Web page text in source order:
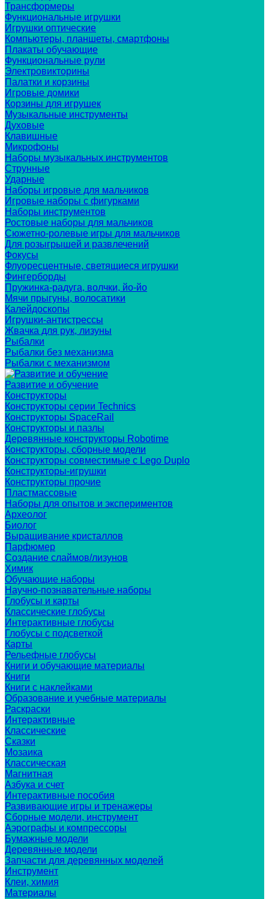
Трансформеры
Функциональные игрушки
Игрушки оптические
Компьютеры, планшеты, смартфоны
Плакаты обучающие
Функциональные рули
Электровикторины
Палатки и корзины
Игровые домики
Корзины для игрушек
Музыкальные инструменты
Духовые
Клавишные
Микрофоны
Наборы музыкальных инструментов
Струнные
Ударные
Наборы игровые для мальчиков
Игровые наборы с фигурками
Наборы инструментов
Ростовые наборы для мальчиков
Сюжетно-ролевые игры для мальчиков
Для розыгрышей и развлечений
Фокусы
Флуоресцентные, светящиеся игрушки
Фингерборды
Пружинка-радуга, волчки, йо-йо
Мячи прыгуны, волосатики
Калейдоскопы
Игрушки-антистрессы
Жвачка для рук, лизуны
Рыбалки
Рыбалки без механизма
Рыбалки с механизмом
Развитие и обучение
Конструкторы
Конструкторы серии Technics
Конструкторы SpaceRail
Конструкторы и пазлы
Деревянные конструкторы Robotime
Конструкторы, сборные модели
Конструкторы совместимые с Lego Duplo
Конструкторы-игрушки
Конструкторы прочие
Пластмассовые
Наборы для опытов и экспериментов
Археолог
Биолог
Выращивание кристаллов
Парфюмер
Создание слаймов/лизунов
Химик
Обучающие наборы
Научно-познавательные наборы
Глобусы и карты
Классические глобусы
Интерактивные глобусы
Глобусы с подсветкой
Карты
Рельефные глобусы
Книги и обучающие материалы
Книги
Книги с наклейками
Образование и учебные материалы
Раскраски
Интерактивные
Классические
Сказки
Мозаика
Классическая
Магнитная
Азбука и счет
Интерактивные пособия
Развивающие игры и тренажеры
Сборные модели, инструмент
Аэрографы и компрессоры
Бумажные модели
Деревянные модели
Запчасти для деревянных моделей
Инструмент
Клеи, химия
Материалы